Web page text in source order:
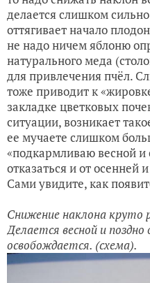
делается слишком
оттягивает начало
не надо ничем яблоню
натурального меда
для привлечения пчёл.
тоже приводит к
закладке цветковых
ситуации, возникает
ее мучаете слишком
«подкармливаю весной
отказаться и от осенней
Сами увидите, как
Снижение наклона круто
Делается весной и
освобождается. (схема).